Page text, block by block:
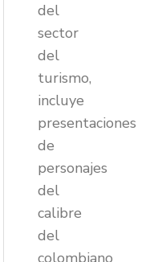
del
sector
del
turismo,
incluye
presentaciones
de
personajes
del
calibre
del
colombiano